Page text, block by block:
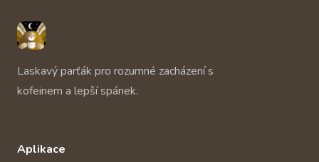
Laskavý parťák pro rozumné zacházení s
kofeinem a lepší spánek.
Aplikace